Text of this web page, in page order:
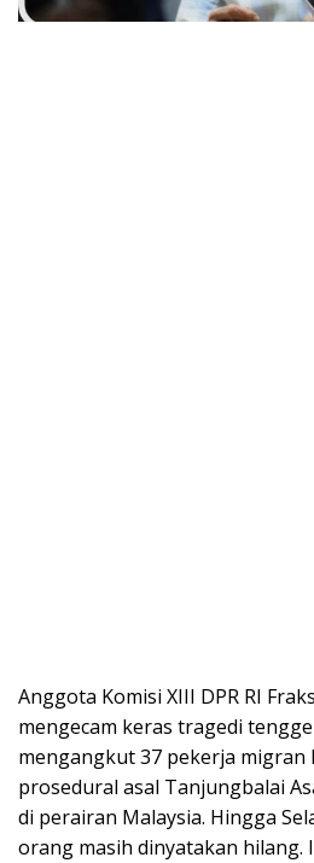
Anggota Komisi XIII DPR RI
mengecam keras tragedi
mengangkut 37 pekerja migran
prosedural asal Tanjungbalai
di perairan Malaysia. Hingga
orang masih dinyatakan hilang.